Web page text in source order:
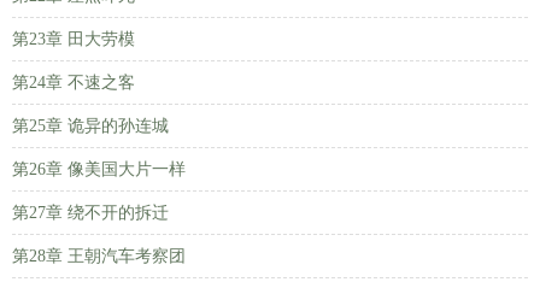
第23章 田大劳模
第24章 不速之客
第25章 诡异的孙连城
第26章 像美国大片一样
第27章 绕不开的拆迁
第28章 王朝汽车考察团